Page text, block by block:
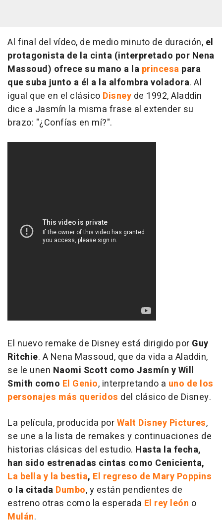
Al final del vídeo, de medio minuto de duración, el
protagonista de la cinta (interpretado por Nena
Massoud) ofrece su mano a la princesa para
que suba junto a él a la alfombra voladora. Al
igual que en el clásico Disney de 1992, Aladdin
dice a Jasmín la misma frase al extender su
brazo: "¿Confías en mí?".
El nuevo remake de Disney está dirigido por Guy
Ritchie. A Nena Massoud, que da vida a Aladdin,
se le unen Naomi Scott como Jasmín y Will
Smith como El Genio, interpretando a uno de los
personajes más queridos del clásico de Disney.
La película, producida porWalt Disney Pictures,
se une a la lista de remakes y continuaciones de
historias clásicas del estudio. Hasta la fecha,
han sido estrenadas cintas como Cenicienta,
La bella y la bestia, El regreso de Mary Poppins
o la citada Dumbo, y están pendientes de
estreno otras como la esperada El rey león o
Mulán.